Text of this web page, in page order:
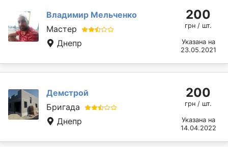
Владимир Мельченко
Мастер
Днепр
200
грн / шт.
Указана на
23.05.2021
Демстрой
Бригада
Днепр
200
грн / шт.
Указана на
14.04.2022